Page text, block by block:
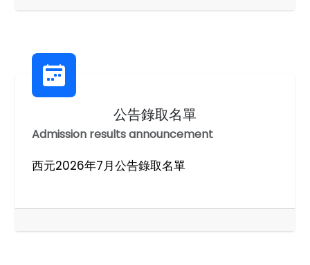
公告錄取名單
Admission results announcement
西元2026年7月公告錄取名單